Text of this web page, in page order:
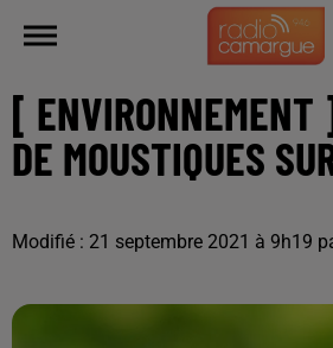
[ ENVIRONNEMENT
DE MOUSTIQUES
Modifié : 21 septembre 2021 à 9h19